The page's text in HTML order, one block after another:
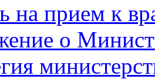
на прием к
о